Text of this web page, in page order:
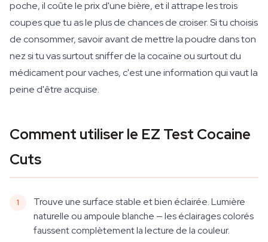
poche, il coûte le prix d'une bière, et il attrape les trois
coupes que tu as le plus de chances de croiser. Si tu choisis
de consommer, savoir avant de mettre la poudre dans ton
nez si tu vas surtout sniffer de la cocaïne ou surtout du
médicament pour vaches, c'est une information qui vaut la
peine d'être acquise.
Comment utiliser le EZ Test Cocaine
Cuts
Trouve une surface stable et bien éclairée. Lumière
naturelle ou ampoule blanche — les éclairages colorés
faussent complètement la lecture de la couleur.